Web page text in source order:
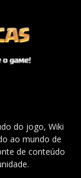
do jogo, Wiki
ao mundo de
de conteúdo